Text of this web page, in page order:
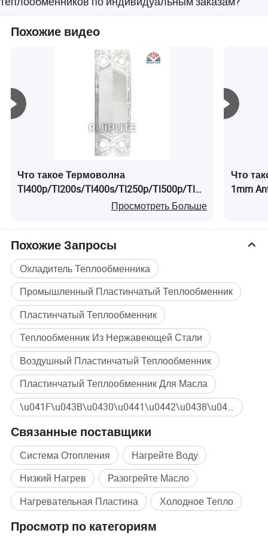
Похожие видео
Что такое Термоволна
Tl400p/Tl200s/Tl400s/Tl250p/Tl500p/Tl250s
Запчасти для пластинчатогоПросмотреть Больше
Что
1mm
Похожие Запросы
Охладитель Теплообменника
Промышленный Пластинчатый Теплообменник
Пластинчатый Теплообменник
Теплообменник Из Нержавеющей Стали
Воздушный Пластинчатый Теплообменник
Пластинчатый Теплообменник Для Масла
\u041F\u043B\u0430\u0441\u0442\u0438\u043D\u0430 \u0422\u0435\u043F\u043B\u043E\u043E\u0431\u043C\u0435\u043D\u043D\u0438\u043A\u0430 Массовая покупка
Связанные поставщики
Система Отопления
Нагрейте Воду
Низкий Нагрев
Разогрейте Масло
Нагревательная Пластина
Холодное Тепло
Просмотр по категориям